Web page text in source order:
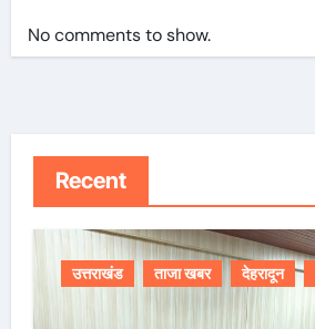
No comments to show.
Recent
उत्तराखंड ताजा खबर देहरादून